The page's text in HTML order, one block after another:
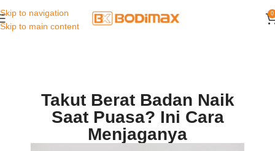
Skip to navigation
Skip to main content
0
Takut Berat Badan Naik
Saat Puasa? Ini Cara
Menjaganya